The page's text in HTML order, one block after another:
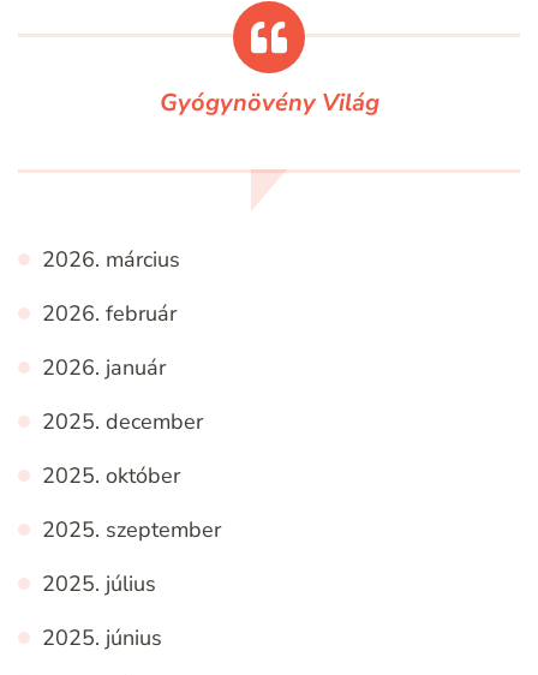
Gyógynövény Világ
2026. március
2026. február
2026. január
2025. december
2025. október
2025. szeptember
2025. július
2025. június